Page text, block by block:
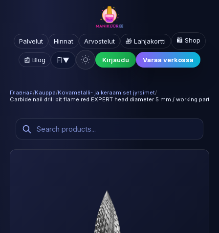
Palvelut Hinnat Arvostelut 🎁 Lahjakortti 🛍️ Shop
📰 Blog FI▼ Kirjaudu Varaa verkossa
Главная/Kauppa/Kovametalli- ja keraamiset jyrsimet/
Carbide nail drill bit flame red EXPERT head diameter 5 mm / working part